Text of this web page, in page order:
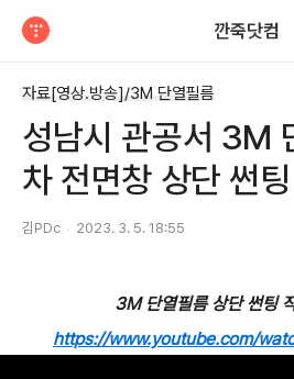
깐죽닷컴
자료[영상.방송]/3M 단열필름
성남시 관공서 3M
차 전면창 상단 썬
김PDc 2023. 3. 5. 18:55
3M 단열필름 상단 썬팅
https://www.youtube.com/